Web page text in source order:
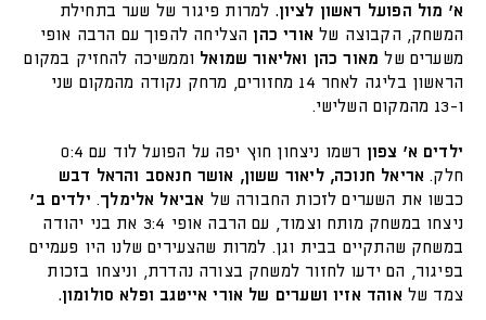
א' מול הפועל ראשון לציון. למרות פיגור של שער בתחילת
המשחק, הקבוצה של אורי כהן הצליחה להפוך עם הרבה אופי
משערים של מאור כהן ואליאור שמואל וממשיכה להחזיק במקום
הראשון בליגה לאחר 14 מחזורים, מרחק נקודה מהמקום שני
ו-13 מהמקום השלישי.
ילדים א' צפון
רשמו ניצחון חוץ יפה על הפועל לוד עם 0:4
חלק. אריאל חנוכה, ליאור ששון, אושר חנאסב והראל דבש
כבשו את השערים לזכות החבורה של אביאל אלימלך. ילדים ב'
ניצחו במשחק מותח וצמוד, עם הרבה אופי 3:4 את בני יהודה
במשחק שהתקיים בבית וגן. למרות שהצעירים שלנו היו פעמיים
בפיגור, הם ידעו לחזור למשחק בצורה נהדרת, וניצחו בזכות
צמד של אוהד אזיו ושערים של אורי אייטגב ופלא סולומון.